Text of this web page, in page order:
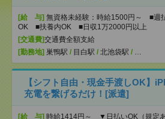
[給 与] 無資格未経験：時給1500円～ ■週
OK ■扶養内OK ■日収1万2000円以上
[交通費]交通費全額支給
[勤務地] 巣鴨駅 / 目白駅 / 北池袋駅 / …
【シフト自由・現金手渡しOK】
充電を繋げるだけ！[派遣]
[給 与] 時給1414円～ ▼日払いOK（規定